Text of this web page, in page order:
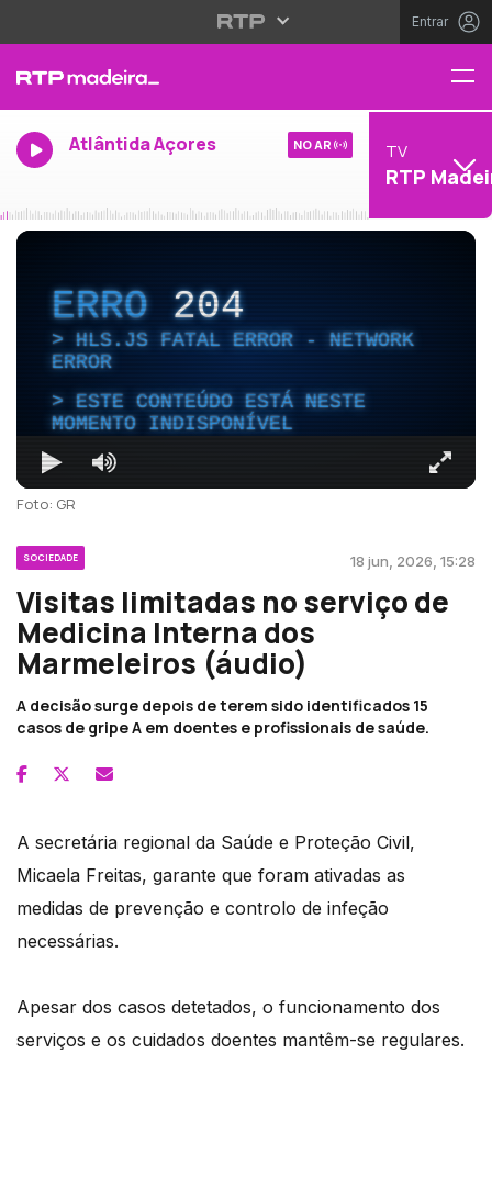
Entrar
Atlântida Açores NO AR TV
RTP
ERRO204
HLS.JS FATAL ERROR - NETWORK
ERROR
ESTE CONTEÚDO ESTÁ NESTE
MOMENTO INDISPONÍVEL
Foto: GR
SOCIEDADE 18 jun, 2026, 15:28
Visitas limitadas no serviço de
Medicina Interna dos
Marmeleiros (áudio)
A decisão surge depois de terem sido identificados 15
casos de gripe A em doentes e profissionais de saúde.
A secretária regional da Saúde e Proteção Civil,
Micaela Freitas, garante que foram ativadas as
medidas de prevenção e controlo de infeção
necessárias.
Apesar dos casos detetados, o funcionamento dos
serviços e os cuidados doentes mantêm-se regulares.